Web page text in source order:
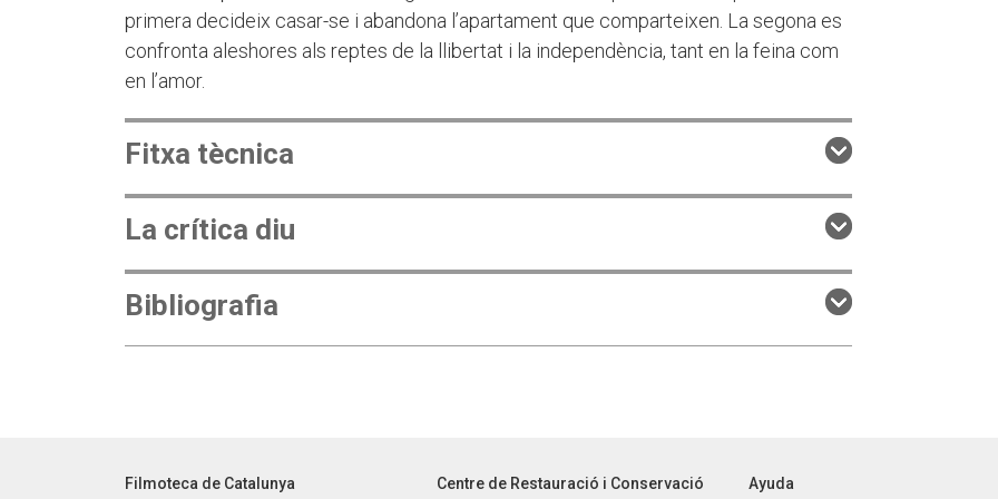
primera decideix casar-se i abandona l’apartament que comparteixen. La segona es
confronta aleshores als reptes de la llibertat i la independència, tant en la feina com
en l’amor.
Fitxa tècnica
La crítica diu
Bibliografia
Filmoteca de Catalunya Centre de Restauració i Conservació Ayuda